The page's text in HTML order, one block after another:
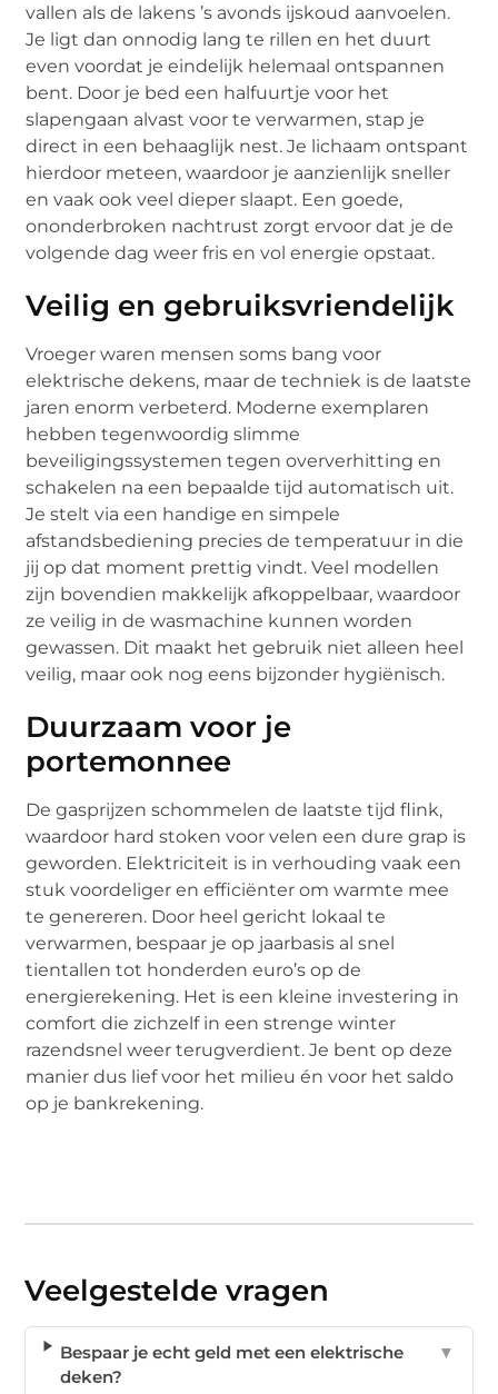
vallen als de lakens ’s avonds ijskoud aanvoelen.
Je ligt dan onnodig lang te rillen en het duurt
even voordat je eindelijk helemaal ontspannen
bent. Door je bed een halfuurtje voor het
slapengaan alvast voor te verwarmen, stap je
direct in een behaaglijk nest. Je lichaam ontspant
hierdoor meteen, waardoor je aanzienlijk sneller
en vaak ook veel dieper slaapt. Een goede,
ononderbroken nachtrust zorgt ervoor dat je de
volgende dag weer fris en vol energie opstaat.
Veilig en gebruiksvriendelijk
Vroeger waren mensen soms bang voor
elektrische dekens, maar de techniek is de laatste
jaren enorm verbeterd. Moderne exemplaren
hebben tegenwoordig slimme
beveiligingssystemen tegen oververhitting en
schakelen na een bepaalde tijd automatisch uit.
Je stelt via een handige en simpele
afstandsbediening precies de temperatuur in die
jij op dat moment prettig vindt. Veel modellen
zijn bovendien makkelijk afkoppelbaar, waardoor
ze veilig in de wasmachine kunnen worden
gewassen. Dit maakt het gebruik niet alleen heel
veilig, maar ook nog eens bijzonder hygiënisch.
Duurzaam voor je
portemonnee
De gasprijzen schommelen de laatste tijd flink,
waardoor hard stoken voor velen een dure grap is
geworden. Elektriciteit is in verhouding vaak een
stuk voordeliger en efficiënter om warmte mee
te genereren. Door heel gericht lokaal te
verwarmen, bespaar je op jaarbasis al snel
tientallen tot honderden euro’s op de
energierekening. Het is een kleine investering in
comfort die zichzelf in een strenge winter
razendsnel weer terugverdient. Je bent op deze
manier dus lief voor het milieu én voor het saldo
op je bankrekening.
Veelgestelde vragen
Bespaar je echt geld met een elektrische
deken?
▼